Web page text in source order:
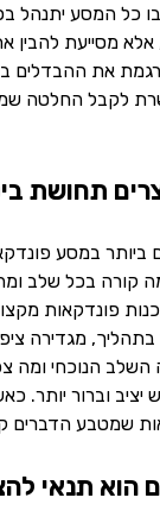
כל המסע יתנהל
אלא מסייעת
את ההבדלים
לקבל החלטה
תחושת
ביותר במסע
קורה בכל שלב
פונדקאות
מגדירה
השלב הנוכחי ומה
וברור יותר.
שמטבע הדברים
הוא תנאי